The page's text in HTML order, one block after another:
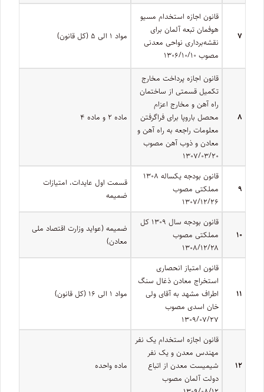
۷
قانون اجازه استخدام مسیو
هوفمان تبعه آلمان برای
نقشه‌برداری نواحی معدنی
مصوب ۱۳۰۶/۱۰/۱۰
مواد ۱ الی ۵ (کل قانون)
۸
قانون اجازه پرداخت مخارج
تکمیل قسمتی از ساختمان
راه آهن و مخارج اعزام
محصل باروپا برای فراگرفتن
معلومات راجعه به راه آهن و
معادن و ذوب آهن مصوب
۱۳۰۷/۰۳/۲۰
ماده ۲ و ماده ۴
۹
قانون بودجه یکساله ۱۳۰۸
مملکتی مصوب
۱۳۰۷/۱۲/۲۶
قسمت اول عایدات، امتیازات
ضمیمه
۱۰
قانون بودجه سال ۱۳۰۹ کل
مملکتی مصوب
۱۳۰۸/۱۲/۲۸
ضمیمه (عواید وزارت اقتصاد ملی
معادن)
۱۱
قانون امتیاز انحصاری
استخراج معادن ذغال سنگ
اطراف مشهد به آقای ولی
خان اسدی مصوب
۱۳۰۹/۰۷/۲۷
مواد ۱ الی ۱۶ (کل قانون)
۱۲
قانون اجازه استخدام یک نفر
مهندس معدن و یک نفر
شیمیست معدن از اتباع
دولت آلمان مصوب
ماده‌ واحده